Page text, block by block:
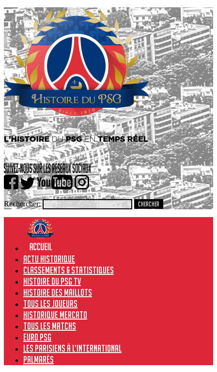
Rechercher:
Actu historique
Classements & Statistiques
Histoire du PSG TV
Histoire des maillots
Tous les joueurs
Historique Mercato
Tous les matchs
Euro PSG
Les Parisiens à l’international
Palmarès